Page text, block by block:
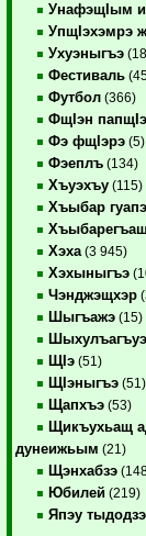
УнафэщIым и
УпщIэхэмрэ
Ухуэныгъэ
Фестиваль
Футбол (366)
ФщIэн папщIэ
Фэ фщIэрэ (5)
Фэеплъ (134)
Хъуэхъу (115)
Хъыбар гуапэ
Хэха (3 945)
Хэхыныгъэ
Чэнджэщхэр
Шыгъажэ (15)
Шыхулъагъуэ
ЩIэ (51)
ЩIэныгъэ (51)
Щапхъэ (53)
Щикъухьащ
дунеижьым (21)
Щэнхабзэ
Юбилей (219)
Япэу тыдодзэ